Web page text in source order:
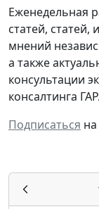
Еженедельная
статей,
мнений
а также
консультации
консалтинга
Подписаться